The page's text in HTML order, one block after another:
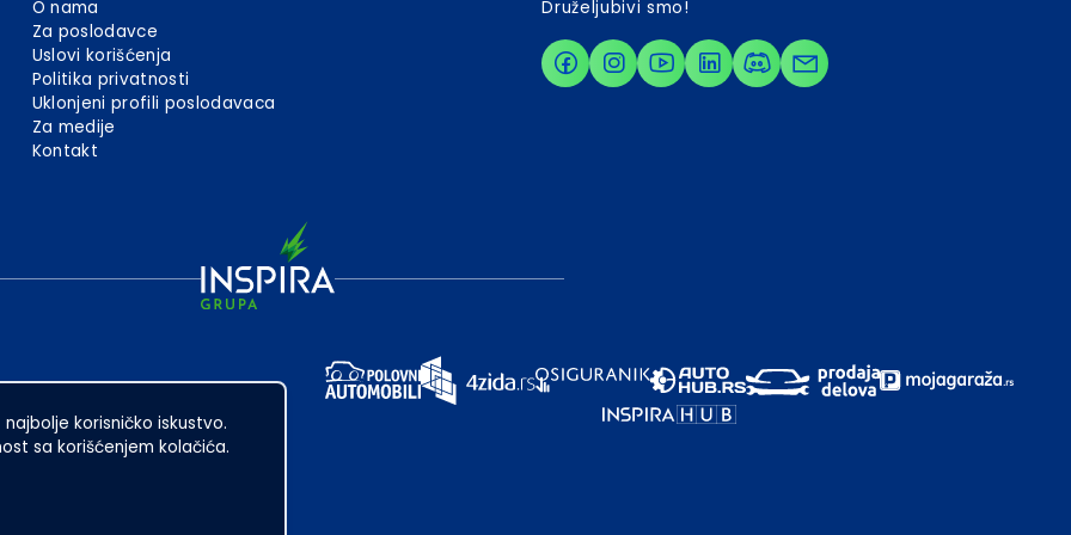
korisničko iskustvo.
sa korišćenjem kolačića.
O nama
Za poslodavce
Uslovi korišćenja
Politika privatnosti
Uklonjeni profili poslodavaca
Za medije
Kontakt
Druželjubivi smo!